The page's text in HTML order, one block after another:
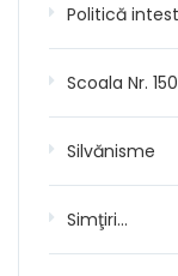
Politică
Scoala Nr. 150
Silvănisme
Simţiri…